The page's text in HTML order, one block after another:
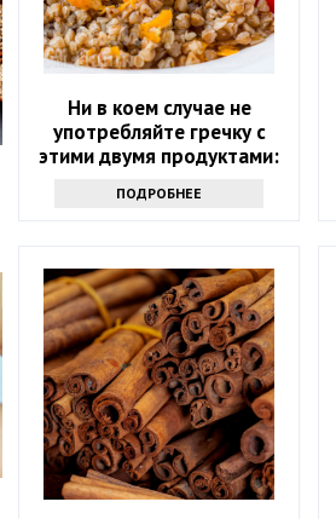
Ни в коем случае не
употребляйте гречку с
этими двумя продуктами:
последствия
ПОДРОБНЕЕ